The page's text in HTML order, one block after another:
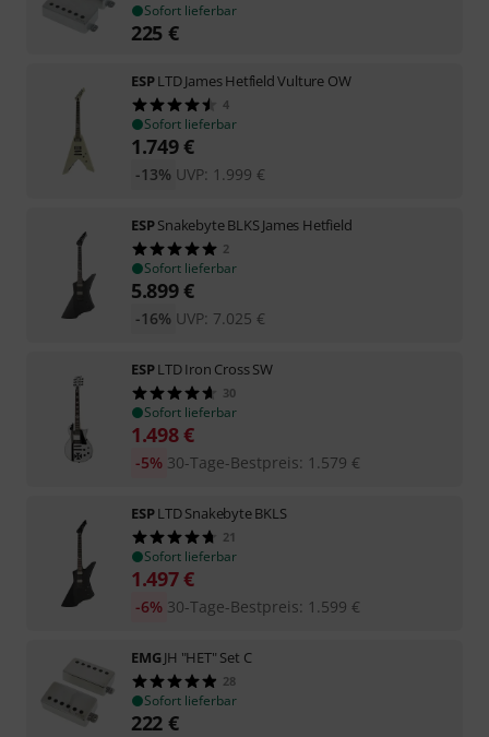
Sofort lieferbar
225 €
ESPLTD James Hetfield Vulture OW
4
Sofort lieferbar
1.749€
UVP: 1.999 €
-13%
ESPSnakebyte BLKS James Hetfield
2
Sofort lieferbar
5.899€
UVP: 7.025 €
-16%
ESPLTD Iron Cross SW
30
Sofort lieferbar
1.498€
30-Tage-Bestpreis: 1.579 €
-5%
ESPLTD Snakebyte BKLS
21
Sofort lieferbar
1.497€
30-Tage-Bestpreis: 1.599 €
-6%
EMGJH "HET" Set C
28
Sofort lieferbar
222 €